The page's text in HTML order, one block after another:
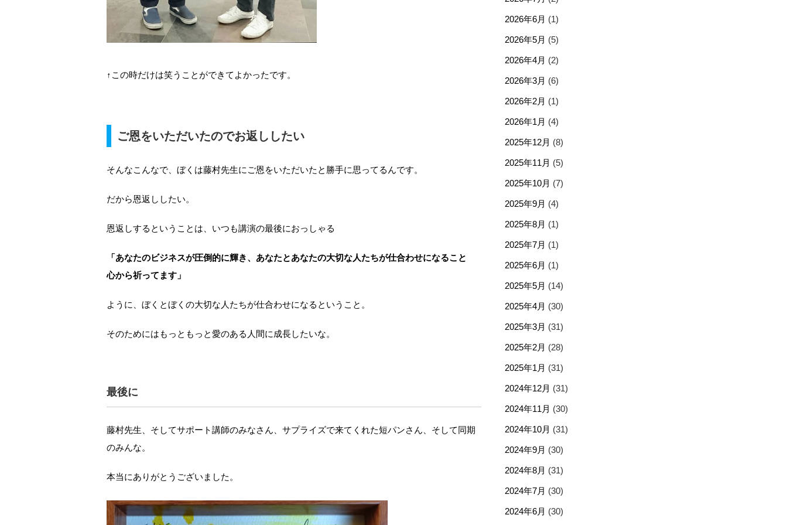
↑この時だけは笑うことができてよかったです。
ご恩をいただいたのでお返ししたい
そんなこんなで、ぼくは藤村先生にご恩をいただいたと勝手に思ってるんです。
だから恩返ししたい。
恩返しするということは、いつも講演の最後におっしゃる
「あなたのビジネスが圧倒的に輝き、あなたとあなたの大切な人たちが仕合わせになること
心から祈ってます」
ように、ぼくとぼくの大切な人たちが仕合わせになるということ。
そのためにはもっともっと愛のある人間に成長したいな。
最後に
藤村先生、そしてサポート講師のみなさん、サプライズで来てくれた短パンさん、そして同期
のみんな。
本当にありがとうございました。
2026年6月 (1)
2026年5月 (5)
2026年4月 (2)
2026年3月 (6)
2026年2月 (1)
2026年1月 (4)
2025年12月 (8)
2025年11月 (5)
2025年10月 (7)
2025年9月 (4)
2025年8月 (1)
2025年7月 (1)
2025年6月 (1)
2025年5月 (14)
2025年4月 (30)
2025年3月 (31)
2025年2月 (28)
2025年1月 (31)
2024年12月 (31)
2024年11月 (30)
2024年10月 (31)
2024年9月 (30)
2024年8月 (31)
2024年7月 (30)
2024年6月 (30)